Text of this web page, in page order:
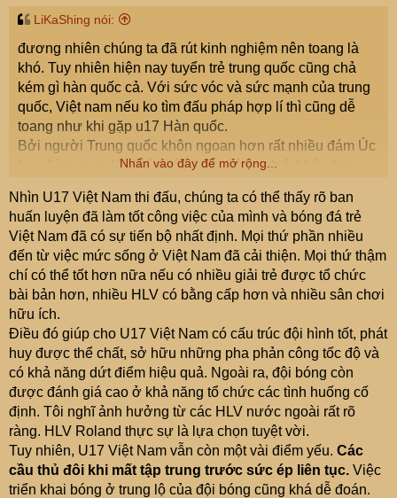
nhận về tương quan sức mạnh hai đội bóng, luôn tìm lí
do để bản thân mình ko bị bẽ mặt hay mất thể diện.
Đây là tư duy hết sức nguy hiểm. Trong khi họ hiểu chân
tơ kẽ tóc về đội tuyển ta còn ta chỉ sống dựa vào các cảm
xúc hời hợt.
Với vóc dáng to cao và sức mạnh. Được đào tạo cơ bản
thì tuỷen trung quốc cũng chả khác gì Hàn Quốc cả. Có lẽ
họ chỉ kém sự tinh vi của người Nhật mà thôi.
LiKaShing nói:
đương nhiên chúng ta đã rút kinh nghiệm nên toang là
khó. Tuy nhiên hiện nay tuyển trẻ trung quốc cũng chả
kém gì hàn quốc cả. Với sức vóc và sức mạnh của trung
quốc, Việt nam nếu ko tìm đấu pháp hợp lí thì cũng dễ
toang như khi gặp u17 Hàn quốc.
Bởi người Trung quốc khôn ngoan hơn rất nhiều đám Úc
hay đám arap. Họ biết Việt Nam chỉ mạnh ở khả năng
này nó sẽ mượt mà khi tốc độ vừa phải, chỉ cần đẩy
nhanh nhịp độ tranh chấp bóng thì mọi thứ sẽ lộn xộn và
mất kiểm soát.
Viẹt Nam chưa phải là Nhật Bản vừa ban chuyền vừa
sẵn sàng lao vào đấu sức đến chết. Và khi đó trung quốc
sẽ rất sợ. Việt Nam ko đủ thể lực để lao vào các cuộc đấu
tay đôi một sống một còn như Nhật
Cho nên tq họ sẽ pressing và dùng sức để phá lối chơi
của Việt Nam sau đó tận dụng các tình huống sai lầm của
ta do hụt hơi hoặc không tranh bóng được.
Ngày trước khi tuyển trung quốc thua việt nam và u23
trung quốc thua Việt Nam họ đã rút ra bài học.đối phó với
việt Nam họ sẽ dùng chiến thuật của Bayern để đá với
Barca. Là dùng cơ bắp để bóp nát chiến thuật ban
chuyền.
Nhấn vào đây để mở rộng...
Nhìn U17 Việt Nam thi đấu, chúng ta có thể thấy rõ ban
huấn luyện đã làm tốt công việc của mình và bóng đá trẻ
Việt Nam đã có sự tiến bộ nhất định. Mọi thứ phần nhiều
đến từ việc mức sống ở Việt Nam đã cải thiện. Mọi thứ thậm
chí có thể tốt hơn nữa nếu có nhiều giải trẻ được tổ chức
bài bản hơn, nhiều HLV có bằng cấp hơn và nhiều sân chơi
hữu ích.
Điều đó giúp cho U17 Việt Nam có cấu trúc đội hình tốt, phát
huy được thể chất, sở hữu những pha phản công tốc độ và
có khả năng dứt điểm hiệu quả. Ngoài ra, đội bóng còn
được đánh giá cao ở khả năng tổ chức các tình huống cố
định. Tôi nghĩ ảnh hưởng từ các HLV nước ngoài rất rõ
ràng. HLV Roland thực sự là lựa chọn tuyệt vời.
Tuy nhiên, U17 Việt Nam vẫn còn một vài điểm yếu. Các
cầu thủ đôi khi mất tập trung trước sức ép liên tục. Việc
triển khai bóng ở trung lộ của đội bóng cũng khá dễ đoán.